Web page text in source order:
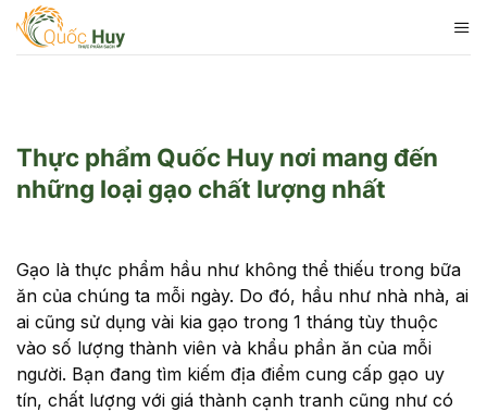
Skip
Thực phẩm Quốc Huy nơi mang đến
những loại gạo chất lượng nhất
Gạo là thực phẩm hầu như không thể thiếu trong bữa
ăn của chúng ta mỗi ngày. Do đó, hầu như nhà nhà, ai
ai cũng sử dụng vài kia gạo trong 1 tháng tùy thuộc
vào số lượng thành viên và khẩu phần ăn của mỗi
người. Bạn đang tìm kiếm địa điểm cung cấp gạo uy
tín, chất lượng với giá thành cạnh tranh cũng như có